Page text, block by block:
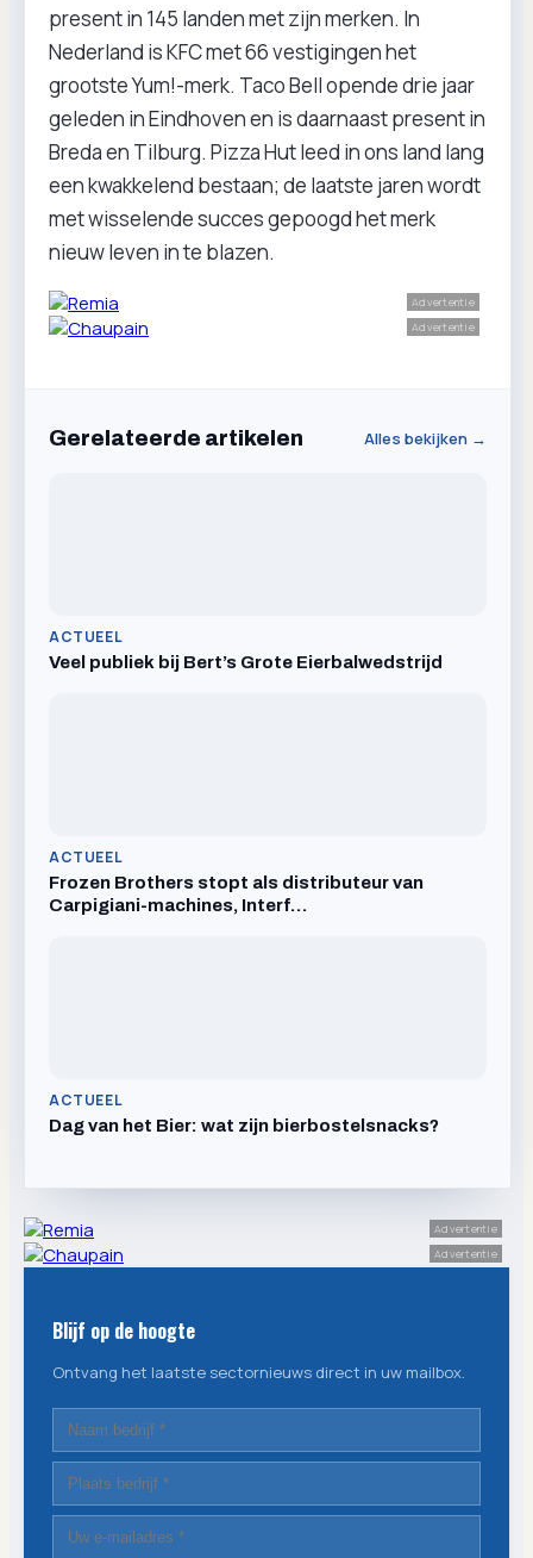
present in 145 landen met zijn merken. In
Nederland is KFC met 66 vestigingen het
grootste Yum!-merk. Taco Bell opende drie jaar
geleden in Eindhoven en is daarnaast present in
Breda en Tilburg. Pizza Hut leed in ons land lang
een kwakkelend bestaan; de laatste jaren wordt
met wisselende succes gepoogd het merk
nieuw leven in te blazen.
Advertentie
Advertentie
Gerelateerde artikelen Alles bekijken →
ACTUEEL
Veel publiek bij Bert’s Grote Eierbalwedstrijd
ACTUEEL
Frozen Brothers stopt als distributeur van
Carpigiani-machines, Interf…
ACTUEEL
Dag van het Bier: wat zijn bierbostelsnacks?
Advertentie
Advertentie
Blijf op de hoogte
Ontvang het laatste sectornieuws direct in uw mailbox.